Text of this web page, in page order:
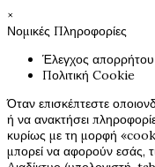
×
Νομικές Πληροφορίες
Έλεγχος απορρήτου
Πολιτική Cookie
Όταν επισκέπτεστε
ή να ανακτήσει
κυρίως με τη μορφή
μπορεί να αφορούν εσάς,